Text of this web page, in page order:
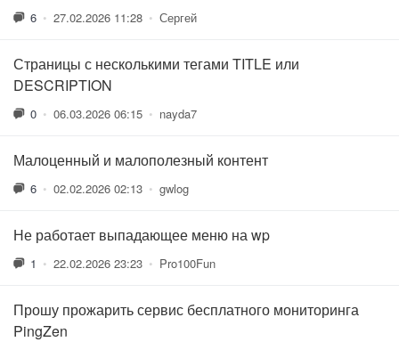
6 • 27.02.2026 11:28 • Сергей
Страницы с несколькими тегами TITLE или
DESCRIPTION
0 • 06.03.2026 06:15 • nayda7
Малоценный и малополезный контент
6 • 02.02.2026 02:13 • gwlog
Не работает выпадающее меню на wp
1 • 22.02.2026 23:23 • Pro100Fun
Прошу прожарить сервис бесплатного мониторинга
PingZen